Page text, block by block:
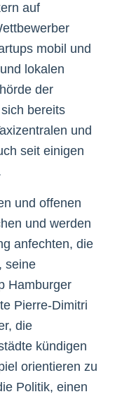
auf
mobil und
lokalen
der
bereits
und
seit einigen
und offenen
und werden
anfechten, die
seine
Hamburger
Pierre-Dimitri
die
kündigen
orientieren zu
Politik, einen